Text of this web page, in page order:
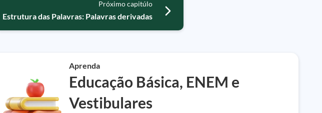
Próximo capitúlo
Estrutura das Palavras: Palavras derivadas
Aprenda
Educação Básica, ENEM e
Vestibulares